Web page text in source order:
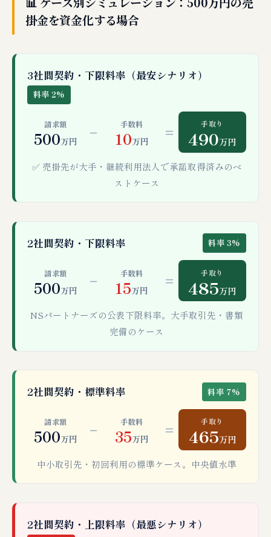
掛金を資金化する場合
3社間契約・下限料率（最安シナリオ）
料率 2%
請求額
500万円
− 手数料
10万円
= 手取り
490万円
✅ 売掛先が大手・継続利用法人で承諾取得済みのベ
ストケース
2社間契約・下限料率 料率 3%
請求額
500万円
− 手数料
15万円
= 手取り
485万円
NSパートナーズの公表下限料率。大手取引先・書類
完備のケース
2社間契約・標準料率 料率 7%
請求額
500万円
− 手数料
35万円
= 手取り
465万円
中小取引先・初回利用の標準ケース。中央値水準
2社間契約・上限料率（最悪シナリオ）